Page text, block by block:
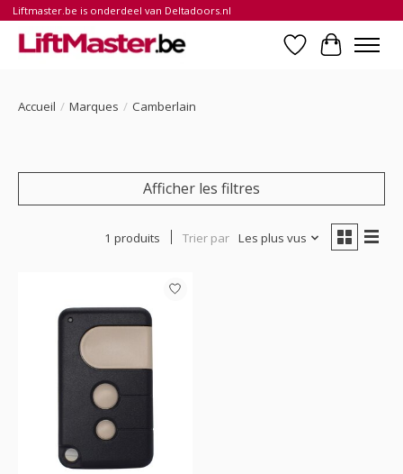
Liftmaster.be is onderdeel van Deltadoors.nl
Liste dePanier
Accueil / Marques / Camberlain
Afficher les filtres
1 produits Trier par Les plus vus